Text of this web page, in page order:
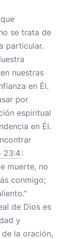
se trata de
particular.
nuestras
en Él.
por
espiritual
en Él.
23:4:
muerte, no
conmigo;
de Dios es
y
la oración,